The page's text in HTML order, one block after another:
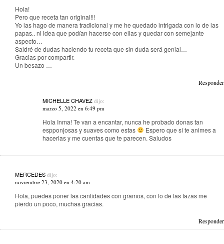
Hola!
Pero que receta tan original!!!
Yo las hago de manera tradicional y me he quedado intrigada con lo de las
papas.. ni idea que podían hacerse con ellas y quedar con semejante
aspecto…
Saldré de dudas haciendo tu receta que sin duda será genial…
Gracias por compartir.
Un besazo …
Responder
MICHELLE CHAVEZ dijo:
marzo 5, 2022 en 6:49 pm
Hola Inma! Te van a encantar, nunca he probado donas tan
espponjosas y suaves como estas
Espero que sí te animes a
hacerlas y me cuentas que te parecen. Saludos
MERCEDES dijo:
noviembre 23, 2020 en 4:20 am
Hola, puedes poner las cantidades con gramos, con lo de las tazas me
pierdo un poco, muchas gracias.
Responder